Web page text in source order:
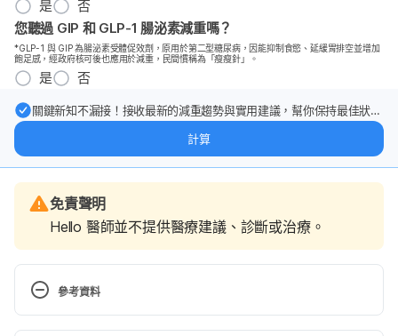
是
否
您聽過 GIP 和 GLP-1 腸泌素減重嗎？
*GLP-1 與 GIP 為腸泌素受體促效劑，原用於第二型糖尿病，因能抑制食慾、延緩胃排空並增加
飽足感，經政府核可後也應用於減重，民間慣稱為「瘦瘦針」。
是 否
關鍵新知不漏接！接收最新的減重趨勢與實用建議，幫你保持最佳狀
計算
免責聲明
Hello 醫師並不提供醫療建議、診斷或治療。
參考資料